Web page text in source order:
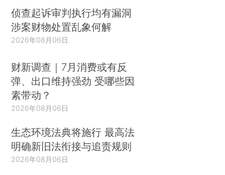
侦查起诉审判执行均有漏洞
涉案财物处置乱象何解
2026年08月06日
财新调查｜7月消费或有反
弹、出口维持强劲 受哪些因
素带动？
2026年08月06日
生态环境法典将施行 最高法
明确新旧法衔接与追责规则
2026年08月06日